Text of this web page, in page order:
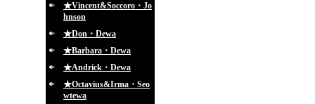
★Vincent&Soccoro・Jo
hnson
★Don・Dewa
★Barbara・Dewa
★Andrick・Dewa
★Octavius&Irma・Seo
wtewa